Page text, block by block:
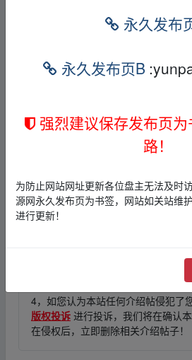
un pan_zi、yu▂an.xy▁z
﹏fr﹏om w▁ww.y▁un pan_zi、
﹏fr﹏om w▁ww.y▁un pan_zi、
1，本站所有内容均为站内网盘爱好
介绍展示帖子，
3，本文内所有链接指向的云盘网
所有！其实际管理权为帖子发布者
4，如您认为本站任何介绍帖侵犯了
版权投诉 进行投诉，我们将在确认
在侵权后，立即删除相关介绍帖子！
永久发布
永久发布页B
强烈建议保存发布页
路！
为防止网站网址更新各位盘主无法及时
源网永久发布页为书签，网站如关站维
进行更新！